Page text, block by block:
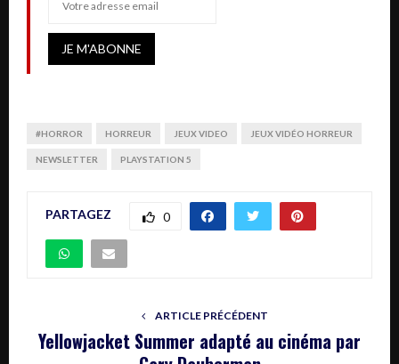
#HORROR HORREUR JEUX VIDEO JEUX VIDÉO HORREUR
NEWSLETTER PLAYSTATION 5
PARTAGEZ 0
ARTICLE PRÉCÉDENT
Yellowjacket Summer adapté au cinéma par